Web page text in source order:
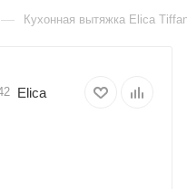
— Кухонная вытяжка Elica
Elica